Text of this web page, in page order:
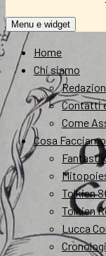
Menu e widget
Home
Chi siamo
Contatti
Come
Cosa Facciamo
Tolkien
Tolkien
Lucca